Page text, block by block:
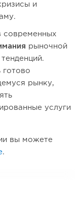
и
современных
рыночной
рынку,
услуги
вы можете
.